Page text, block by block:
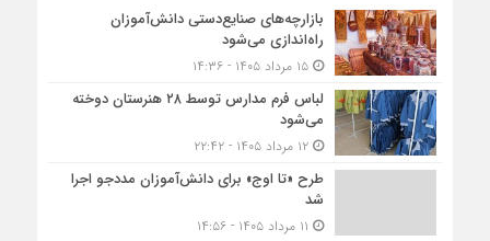
بازارچه‌های صنایع‌دستی دانش‌آموزان
راه‌اندازی می‌شود
۱۵ مرداد ۱۴۰۵ - ۱۴:۳۶
لباس فرم مدارس توسط ۲۸ هنرستان‌ دوخته
می‌شود
۱۲ مرداد ۱۴۰۵ - ۲۲:۴۲
طرح «تا اوج» برای دانش‌آموزان مددجو اجرا
شد